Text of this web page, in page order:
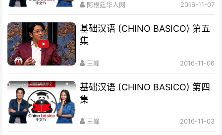
阿根廷华人网 2016-11-07
基础汉语 (CHINO BASICO) 第五
集
王峰 2016-11-06
基础汉语 (CHINO BASICO) 第四
集
王峰 2016-11-03